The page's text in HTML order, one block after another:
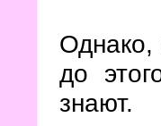
Однако,
до
знают.